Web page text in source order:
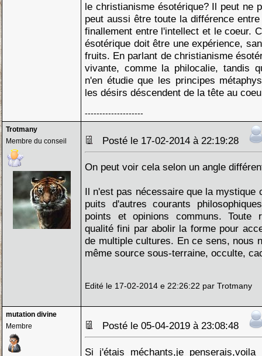
le christianisme ésotérique? Il peut ne
peut aussi être toute la différence
finallement entre l'intellect et le coeur.
ésotérique doit être une expérience,
fruits. En parlant de christianisme
vivante, comme la philocalie, tandis
n'en étudie que les principes
les désirs déscendent de la tête au
--------------------
Trotmany
Membre du conseil
Posté le 17-02-2014 à 22:19:28
On peut voir cela selon un angle
Il n'est pas nécessaire que la mystique
puits d'autres courants
points et opinions communs. Toute
qualité fini par abolir la forme pour
de multiple cultures. En ce sens, nous
même source sous-terraine, occulte,
Edité le 17-02-2014 e 22:26:22 par Trotmany
mutation divine
Membre
Posté le 05-04-2019 à 23:08:48
Si j'étais méchants,je